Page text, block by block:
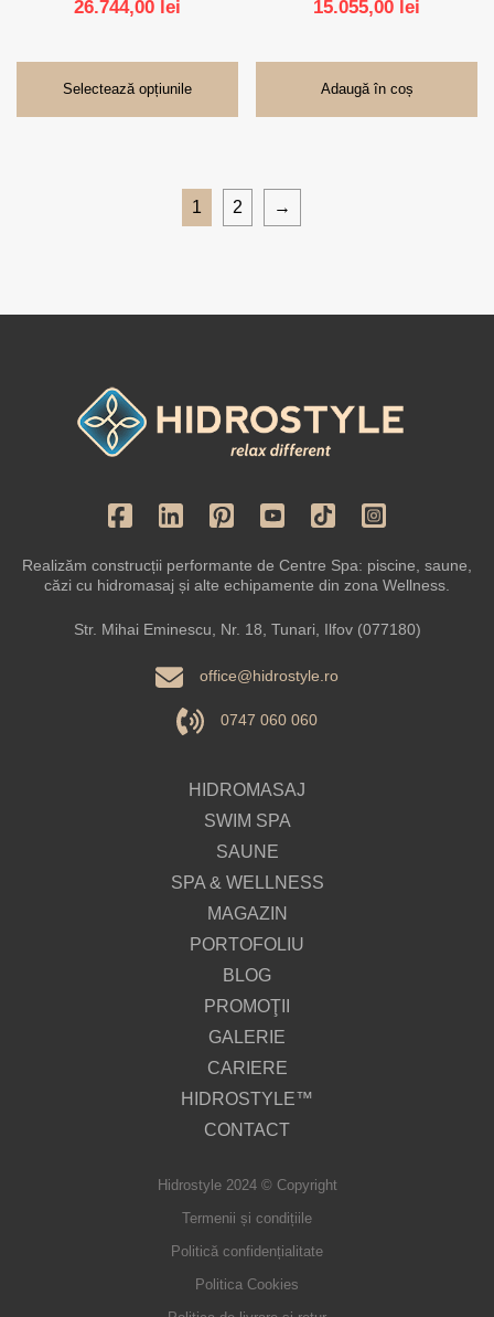
26.744,00 lei
Selectează opțiunile
15.055,00 lei
Adaugă în coș
1 2 →
HIDROMASAJ
SWIM SPA
SAUNE
SPA & WELLNESS
MAGAZIN
Realizăm construcții performante de Centre Spa: piscine, saune,
căzi cu hidromasaj și alte echipamente din zona Wellness.
Str. Mihai Eminescu, Nr. 18, Tunari, Ilfov (077180)
office@hidrostyle.ro
0747 060 060
PORTOFOLIU
BLOG
PROMOŢII
GALERIE
CARIERE
HIDROSTYLE™
CONTACT
Hidrostyle 2024 © Copyright
Termenii și condițiile
Politică confidențialitate
Politica Cookies